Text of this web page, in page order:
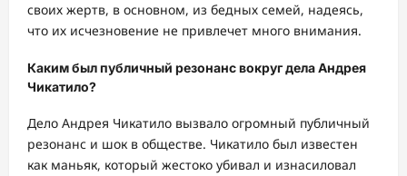
своих жертв, в основном, из бедных семей, надеясь,
что их исчезновение не привлечет много внимания.
Каким был публичный резонанс вокруг дела Андрея
Чикатило?
Дело Андрея Чикатило вызвало огромный публичный
резонанс и шок в обществе. Чикатило был известен
как маньяк, который жестоко убивал и изнасиловал